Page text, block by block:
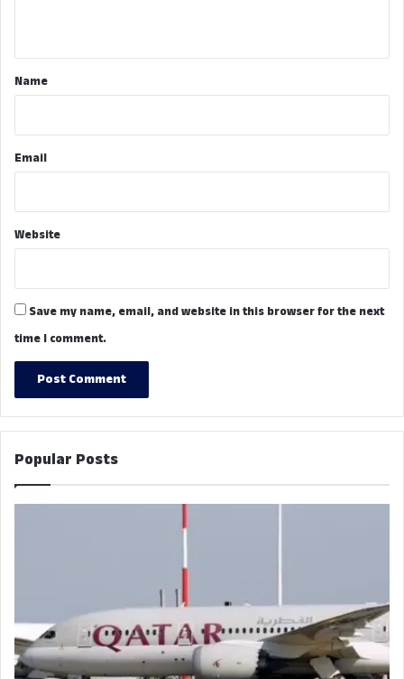
*Name
Email
Website
Save my name, email, and website in this browser for the next
time I comment.
Popular Posts